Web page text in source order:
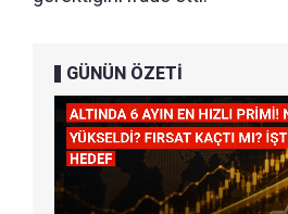
GÜNÜN ÖZETİ